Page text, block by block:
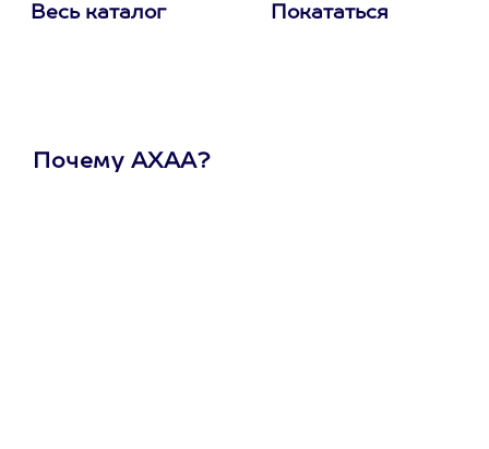
Весь каталог Покататься
Почему АХАА?